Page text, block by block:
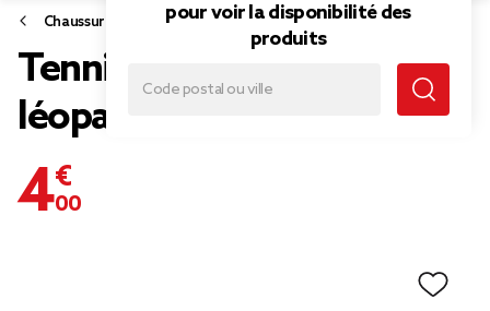
pour voir la disponibilité des
produits
Chaussures
Tennis en toile motif
léopard T38
4,00 €